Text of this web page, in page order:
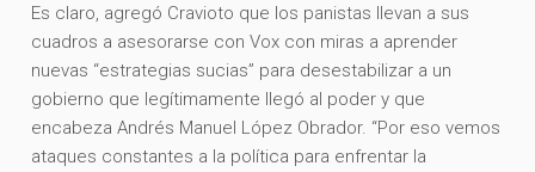
Es claro, agregó Cravioto que los panistas llevan a sus
cuadros a asesorarse con Vox con miras a aprender
nuevas “estrategias sucias” para desestabilizar a un
gobierno que legítimamente llegó al poder y que
encabeza Andrés Manuel López Obrador. “Por eso vemos
ataques constantes a la política para enfrentar la